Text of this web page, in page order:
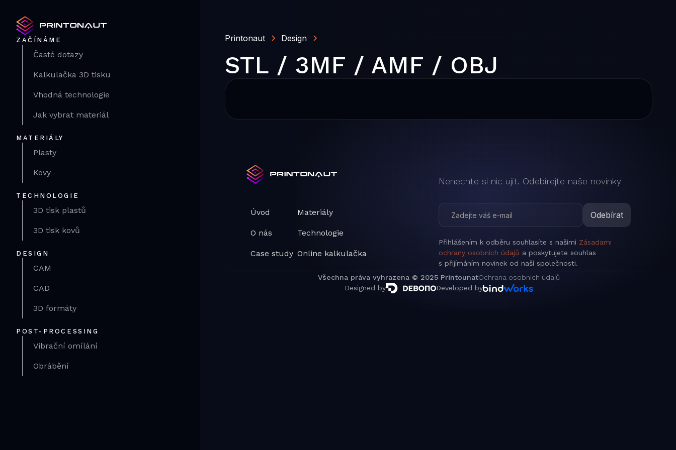
ZAČÍNÁME
Časté dotazy
Kalkulačka 3D tisku
Vhodná technologie
Jak vybrat materiál
MATERIÁLY
Plasty
Kovy
TECHNOLOGIE
3D tisk plastů
3D tisk kovů
DESIGN
CAM
CAD
3D formáty
POST-PROCESSING
Vibrační omílání
Obrábění
Printonaut Design
STL / 3MF / AMF / OBJ
Úvod
O nás
Case study
Materiály
Technologie
Online kalkulačka
Nenechte si nic ujít. Odebírejte naše novinky
Přihlášením k odběru souhlasíte s našimi Zásadami
ochrany osobních údajů a poskytujete souhlas
s přijímáním novinek od naší společnosti.
Všechna práva vyhrazena © 2025 PrintounatOchrana osobních údajů
Designed by
Developed by